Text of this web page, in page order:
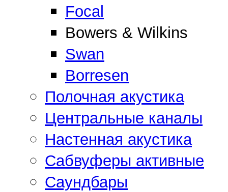
Focal
Bowers & Wilkins
Swan
Borresen
Полочная акустика
Центральные каналы
Настенная акустика
Сабвуферы активные
Саундбары